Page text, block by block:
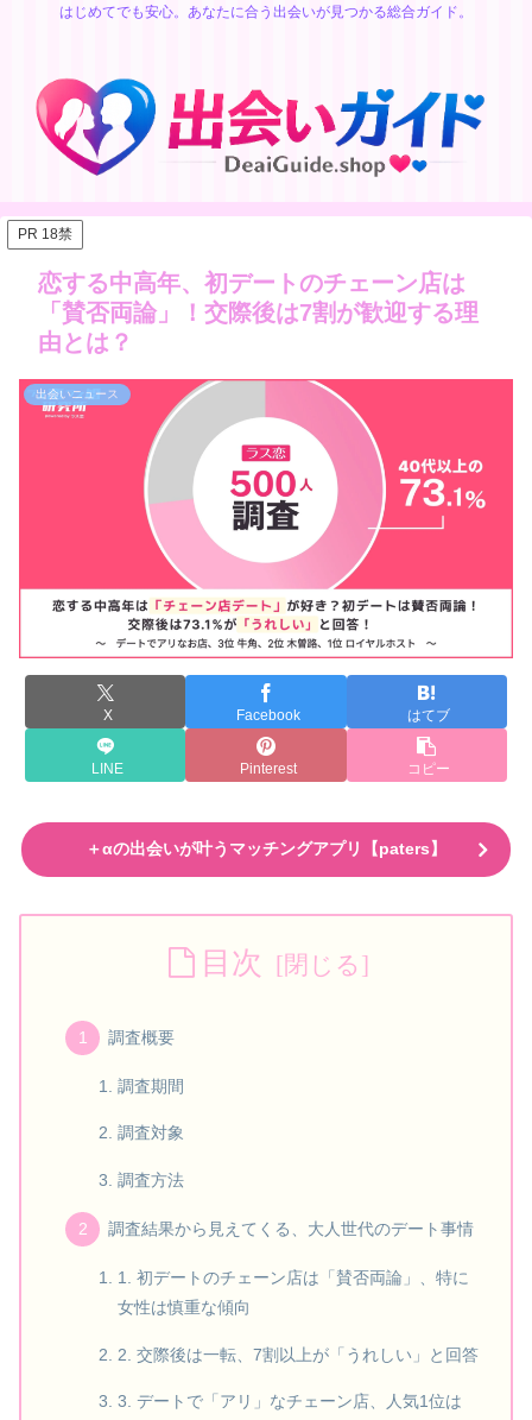
はじめてでも安心。あなたに合う出会いが見つかる総合ガイド。
PR 18禁
恋する中高年、初デートのチェーン店は
「賛否両論」！交際後は7割が歓迎する理
由とは？
出会いニュース
X Facebook はてブ
LINE Pinterest コピー
＋αの出会いが叶うマッチングアプリ【paters】
目次
調査概要
調査期間
調査対象
調査方法
調査結果から見えてくる、大人世代のデート事情
1. 初デートのチェーン店は「賛否両論」、特に
女性は慎重な傾向
2. 交際後は一転、7割以上が「うれしい」と回答
3. デートで「アリ」なチェーン店、人気1位は